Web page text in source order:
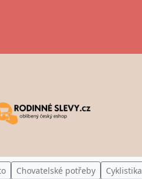
Chovatelské potřeby Cyklistika